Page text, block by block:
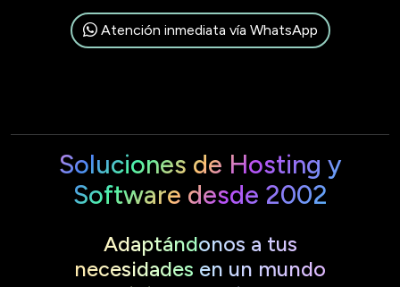
Atención inmediata vía WhatsApp
Soluciones de Hosting y
Software desde 2002
Adaptándonos a tus
necesidades en un mundo